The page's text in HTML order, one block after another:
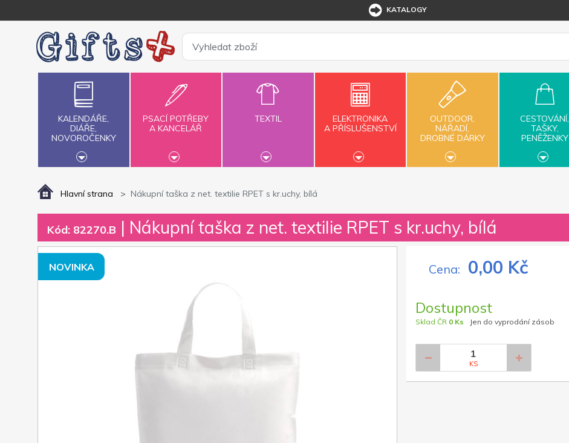
KATALOGY
KALENDÁŘE,
DIÁŘE,
NOVOROČENKY
PSACÍ POTŘEBY
A KANCELÁŘ
TEXTIL
ELEKTRONIKA
A PŘÍSLUŠENSTVÍ
OUTDOOR,
NÁŘADÍ,
DROBNÉ DÁRKY
CESTOVÁNÍ,
TAŠKY,
PENĚŽENKY
Hlavní strana Nákupní taška z net. textilie RPET s kr.uchy, bílá
Kód: 82270.B | Nákupní taška z net. textilie RPET s kr.uchy, bílá
NOVINKA Cena: 0,00 Kč
Dostupnost
Sklad ČR 0 Ks Jen do vyprodání zásob
KS